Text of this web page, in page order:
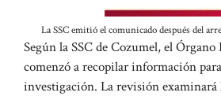
La SSC emitió el comunicado después del
Según la SSC de Cozumel, el
comenzó a recopilar información
investigación. La revisión examinará